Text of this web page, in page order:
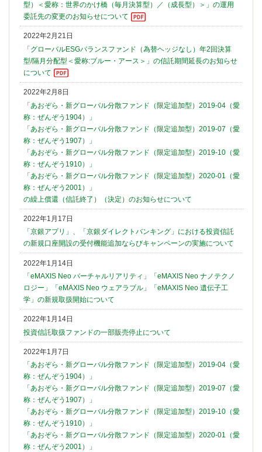
型）＜愛称：世界のかけ橋（毎月決算型）／（成長型）＞」の運用
委託先の変更のお知らせについて
2022年2月21日
「グローバルESGバランスファンド（為替ヘッジなし）年2回決算
型/隔月分配型＜愛称:ブルー・アース＞」の信託期間延長のお知らせ
について
2022年2月8日
「あおぞら・新グローバル分散ファンド（限定追加型）2019-04（愛
称：ぜんぞう1904）」
「あおぞら・新グローバル分散ファンド（限定追加型）2019-07（愛
称：ぜんぞう1907）」
「あおぞら・新グローバル分散ファンド（限定追加型）2019-10（愛
称：ぜんぞう1910）」
「あおぞら・新グローバル分散ファンド（限定追加型）2020-01（愛
称：ぜんぞう2001）」
の繰上償還（信託終了）（決定）のお知らせについて
2022年1月17日
「京銀アプリ」、「京銀ダイレクトバンキング」における投資信託
の新規口座開設の受付機能追加ならびキャンペーンの実施について
2022年1月14日
「eMAXIS Neo バーチャルリアリティ」「eMAXIS Neo ナノテクノ
ロジー」「eMAXIS Neo ウェアラブル」「eMAXIS Neo 遺伝子工
学」の新規取扱開始について
2022年1月14日
投資信託取扱ファンドの一部販売停止について
2022年1月7日
「あおぞら・新グローバル分散ファンド（限定追加型）2019-04（愛
称：ぜんぞう1904）」
「あおぞら・新グローバル分散ファンド（限定追加型）2019-07（愛
称：ぜんぞう1907）」
「あおぞら・新グローバル分散ファンド（限定追加型）2019-10（愛
称：ぜんぞう1910）」
「あおぞら・新グローバル分散ファンド（限定追加型）2020-01（愛
称：ぜんぞう2001）」